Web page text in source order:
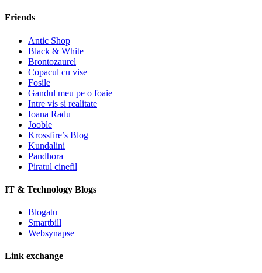
Friends
Antic Shop
Black & White
Brontozaurel
Copacul cu vise
Fosile
Gandul meu pe o foaie
Intre vis si realitate
Ioana Radu
Jooble
Krossfire’s Blog
Kundalini
Pandhora
Piratul cinefil
IT & Technology Blogs
Blogatu
Smartbill
Websynapse
Link exchange